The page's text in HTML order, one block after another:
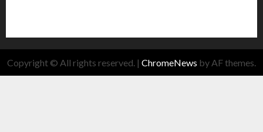
Copyright © All rights reserved. | ChromeNews by AF themes.